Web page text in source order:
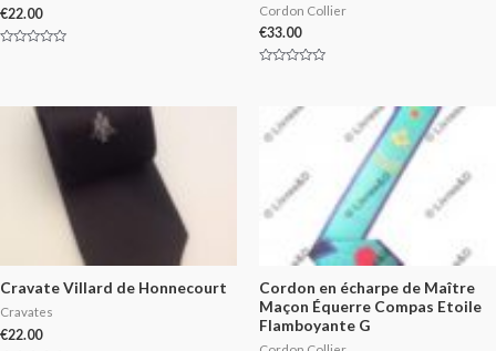
€22.00
5
Cordon Collier
€33.00
Cravate Villard de Honnecourt
Cravates
€22.00
Cordon en écharpe de Maître
Maçon Équerre Compas Etoile
Flamboyante G